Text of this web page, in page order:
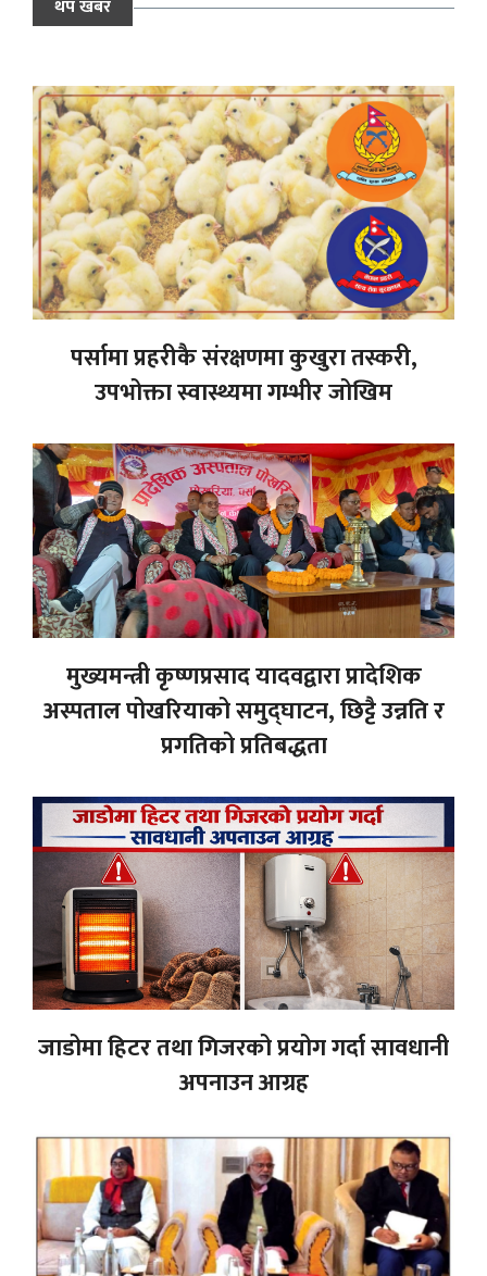
थप खबर
पर्सामा प्रहरीकै संरक्षणमा कुखुरा तस्करी,
उपभोक्ता स्वास्थ्यमा गम्भीर जोखिम
मुख्यमन्त्री कृष्णप्रसाद यादवद्वारा प्रादेशिक
अस्पताल पोखरियाको समुद्घाटन, छिट्टै उन्नति र
प्रगतिको प्रतिबद्धता
जाडोमा हिटर तथा गिजरको प्रयोग गर्दा सावधानी
अपनाउन आग्रह